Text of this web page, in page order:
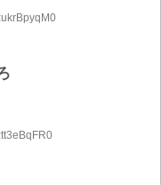
ukrBpyqM0
tt3eBqFR0